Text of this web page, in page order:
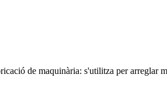
de maquinària: s'utilitza per arreglar